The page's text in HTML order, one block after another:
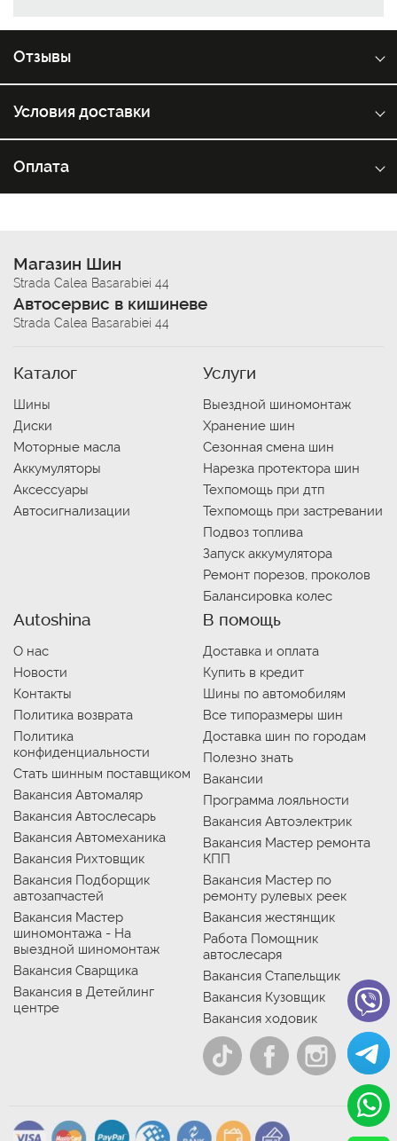
Отзывы
Условия доставки
Оплата
Магазин Шин
Strada Calea Basarabiei 44
Автосервис в кишиневе
Strada Calea Basarabiei 44
Каталог
Шины
Диски
Моторные масла
Аккумуляторы
Аксессуары
Автосигнализации
Услуги
Выездной шиномонтаж
Хранение шин
Сезонная смена шин
Нарезка протектора шин
Техпомощь при дтп
Техпомощь при застревании
Подвоз топлива
Запуск аккумулятора
Ремонт порезов, проколов
Балансировка колес
Autoshina
О нас
Новости
Контакты
Политика возврата
Политика
конфиденциальности
Стать шинным поставщиком
Вакансия Автомаляр
Вакансия Автослесарь
Вакансия Автомеханика
Вакансия Рихтовщик
Вакансия Подборщик
автозапчастей
Вакансия Мастер
шиномонтажа - На
выездной шиномонтаж
Вакансия Сварщика
Вакансия в Детейлинг
центре
В помощь
Доставка и оплата
Купить в кредит
Шины по автомобилям
Все типоразмеры шин
Доставка шин по городам
Полезно знать
Вакансии
Программа лояльности
Вакансия Автоэлектрик
Вакансия Мастер ремонта
КПП
Вакансия Мастер по
ремонту рулевых реек
Вакансия жестянщик
Работа Помощник
автослесаря
Вакансия Стапельщик
Вакансия Кузовщик
Вакансия ходовик